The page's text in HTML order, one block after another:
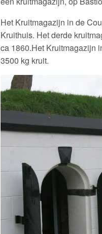
Het Kruitmagazijn in de
Kruithuis. Het derde
ca 1860.Het Kruitmagazijn
3500 kg kruit.